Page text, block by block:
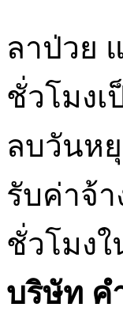
ลาป่วย
ชั่วโมง
ลบวันห
รับค่าจ้า
ชั่วโมง
บริษัท คํ